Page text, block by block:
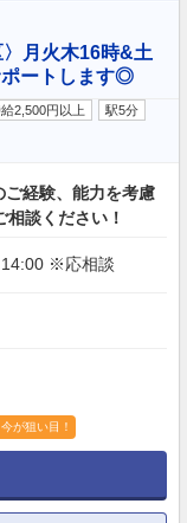
月火木16時&土
ポートします◎
2,500円以上
駅5分
経験、能力を考慮
談ください！
14:00 ※応相談
今が狙い目！